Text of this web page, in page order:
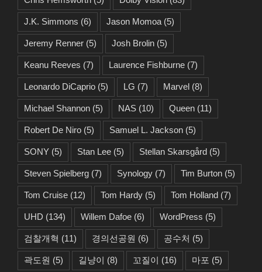
J.K. Simmons (6) Jason Momoa (5)
Jeremy Renner (5) Josh Brolin (5)
Keanu Reeves (7) Laurence Fishburne (7)
Leonardo DiCaprio (5) LG (7) Marvel (8)
Michael Shannon (5) NAS (10) Queen (11)
Robert De Niro (5) Samuel L. Jackson (5)
SONY (5) Stan Lee (5) Stellan Skarsgård (5)
Steven Spielberg (7) Synology (7) Tim Burton (5)
Tom Cruise (12) Tom Hardy (5) Tom Holland (7)
UHD (134) Willem Dafoe (6) WordPress (5)
검찰개혁 (11) 경의선공원 (6) 공수처 (5)
곽도원 (5) 길냥이 (8) 꼬질이 (16) 마포 (5)